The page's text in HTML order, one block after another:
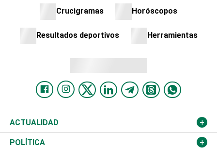
Crucigramas Horóscopos
Resultados deportivos Herramientas
ACTUALIDAD
Nacional
POLÍTICA